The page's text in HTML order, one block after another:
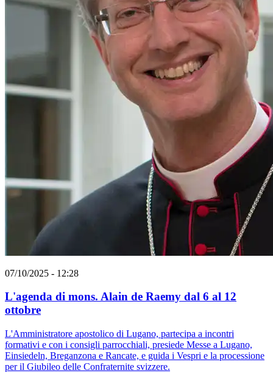
07/10/2025 - 12:28
L'agenda di mons. Alain de Raemy dal 6 al 12
ottobre
L'Amministratore apostolico di Lugano, partecipa a incontri
formativi e con i consigli parrocchiali, presiede Messe a Lugano,
Einsiedeln, Breganzona e Rancate, e guida i Vespri e la processione
per il Giubileo delle Confraternite svizzere.